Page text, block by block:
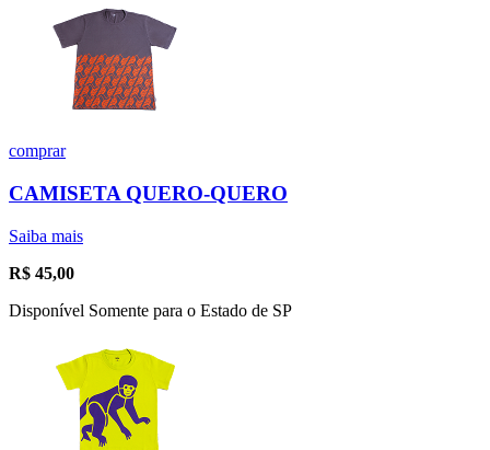
comprar
CAMISETA QUERO-QUERO
Saiba mais
R$ 45,00
Disponível Somente para o Estado de SP